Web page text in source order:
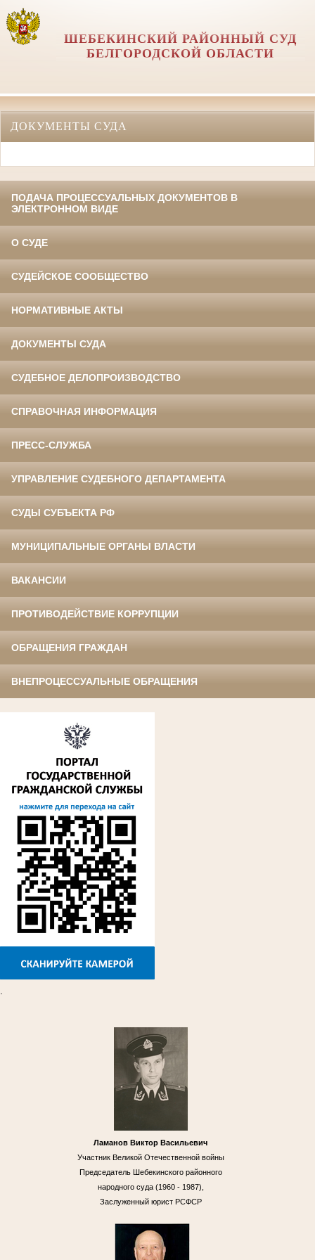
ШЕБЕКИНСКИЙ РАЙОННЫЙ СУД
БЕЛГОРОДСКОЙ ОБЛАСТИ
ДОКУМЕНТЫ СУДА
ПОДАЧА ПРОЦЕССУАЛЬНЫХ ДОКУМЕНТОВ В
ЭЛЕКТРОННОМ ВИДЕ
О СУДЕ
СУДЕЙСКОЕ СООБЩЕСТВО
НОРМАТИВНЫЕ АКТЫ
ДОКУМЕНТЫ СУДА
СУДЕБНОЕ ДЕЛОПРОИЗВОДСТВО
СПРАВОЧНАЯ ИНФОРМАЦИЯ
ПРЕСС-СЛУЖБА
УПРАВЛЕНИЕ СУДЕБНОГО ДЕПАРТАМЕНТА
СУДЫ СУБЪЕКТА РФ
МУНИЦИПАЛЬНЫЕ ОРГАНЫ ВЛАСТИ
ВАКАНСИИ
ПРОТИВОДЕЙСТВИЕ КОРРУПЦИИ
ОБРАЩЕНИЯ ГРАЖДАН
ВНЕПРОЦЕССУАЛЬНЫЕ ОБРАЩЕНИЯ
.
Ламанов Виктор Васильевич
Участник Великой Отечественной войны
Председатель Шебекинского районного
народного суда (1960 - 1987),
Заслуженный юрист РСФСР